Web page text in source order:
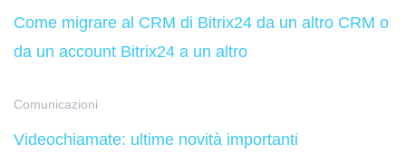
Come migrare al CRM di Bitrix24 da un altro CRM o
da un account Bitrix24 a un altro
Comunicazioni
Videochiamate: ultime novità importanti